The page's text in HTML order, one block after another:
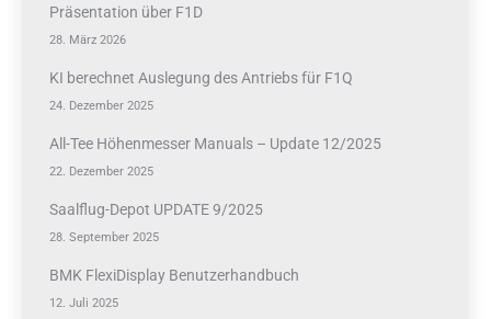
Präsentation über F1D
28. März 2026
KI berechnet Auslegung des Antriebs für F1Q
24. Dezember 2025
All-Tee Höhenmesser Manuals – Update 12/2025
22. Dezember 2025
Saalflug-Depot UPDATE 9/2025
28. September 2025
BMK FlexiDisplay Benutzerhandbuch
12. Juli 2025